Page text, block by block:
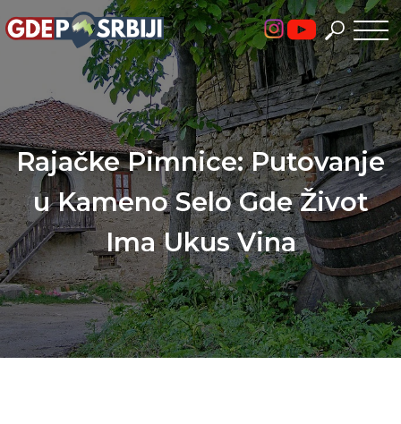
to
content
Rajačke Pimnice: Putovanje
u Kameno Selo Gde Život
Ima Ukus Vina